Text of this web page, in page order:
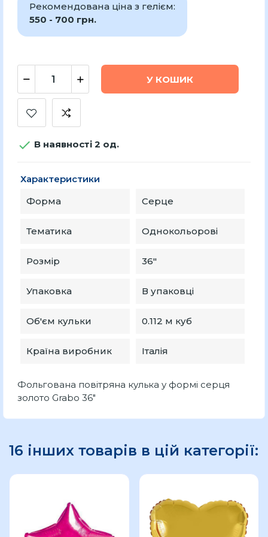
Рекомендована ціна з гелієм:
550 - 700 грн.
У КОШИК
 В наявності 2 од.
Характеристики
Форма
Серце
Тематика Однокольорові
Розмір 36″
Упаковка В упаковці
Об'єм кульки 0.112 м куб
Країна виробник Італія
Фольгована повітряна кулька у формі серця
золото Grabo 36"
16 інших товарів в цій категорії: